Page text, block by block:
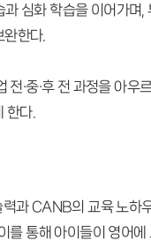
심화 학습을 이어가며,
한다.
전·중·후 전 과정을 아우
한다.
과 CANB의 교육 노하
를 통해 아이들이 영어에